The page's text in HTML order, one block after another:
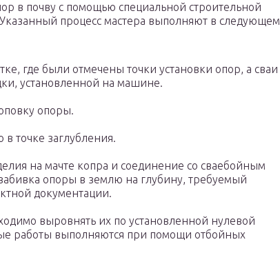
в почву с помощью специальной строительной
процесс мастера выполняют в следующем
где были отмечены точки установки опор, а сваи
установленной на машине.
опоры.
в точке заглубления.
на мачте копра и соединение со сваебойным
опоры в землю на глубину, требуемый
документации.
выровнять их по установленной нулевой
работы выполняются при помощи отбойных